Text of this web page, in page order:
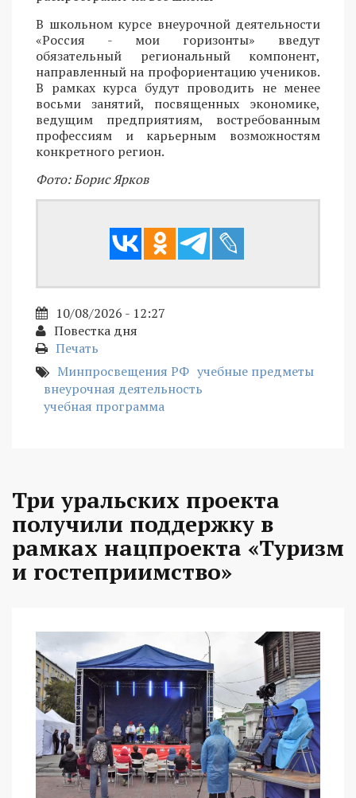
В школьном курсе внеурочной деятельности
«Россия - мои горизонты» введут
обязательный региональный компонент,
направленный на профориентацию учеников.
В рамках курса будут проводить не менее
восьми занятий, посвященных экономике,
ведущим предприятиям, востребованным
профессиям и карьерным возможностям
конкретного регион.
Фото: Борис Ярков
10/08/2026 - 12:27
Повестка дня
Печать
Минпросвещения РФ учебные предметы
внеурочная деятельность
учебная программа
Три уральских проекта
получили поддержку в
рамках нацпроекта «Туризм
и гостеприимство»